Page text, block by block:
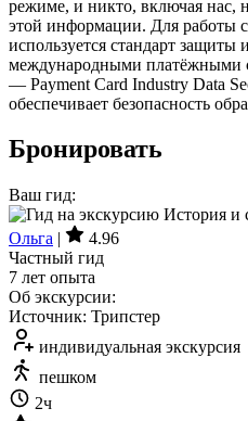
режиме, и никто, включая нас,
этой информации. Для работы
используется стандарт
международными платёжными
— Payment Card Industry Data
обеспечивает безопасность
Бронировать
Ваш гид:
Ольга |
4.96
Частный гид
7 лет опыта
Об экскурсии:
Источник: Трипстер
индивидуальная экскурсия
пешком
2ч